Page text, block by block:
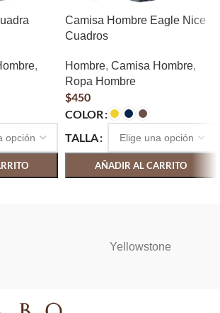
,
Camisa Hombre Eagle Nice
Cuadros
Hombre, Camisa Hombre,
Ropa Hombre
$450
COLOR
TALLA
AÑADIR AL CARRITO
Yellowstone